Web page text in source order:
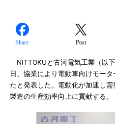
Share Post
NITTOKUと古河電気工業（以
日、協業により電動車向けモー
たと発表した。電動化が加速し
製造の生産効率向上に貢献する。